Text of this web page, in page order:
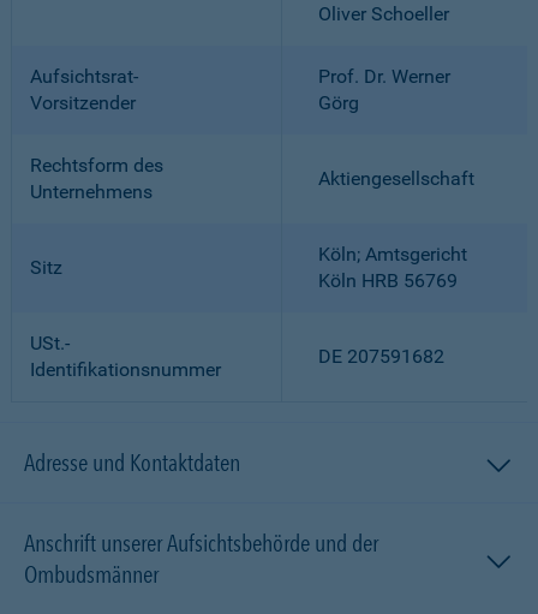
Oliver Schoeller
Aufsichtsrat-
Vorsitzender
Prof. Dr. Werner
Görg
Rechtsform des
Unternehmens
Aktiengesellschaft
Sitz
Köln; Amtsgericht
Köln HRB 56769
USt.-
Identifikationsnummer
DE 207591682
Adresse und Kontaktdaten
Anschrift unserer Aufsichtsbehörde und der
Ombudsmänner